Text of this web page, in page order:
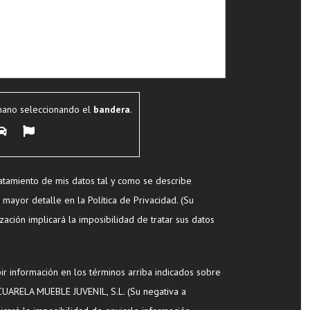
seleccionando el bandera.
de mis datos tal y como se describe
detalle en la Política de Privacidad. (Su
implicará la imposibilidad de tratar sus datos
información en los términos arriba indicados sobre
MUEBLE JUVENIL, S.L. (Su negativa a